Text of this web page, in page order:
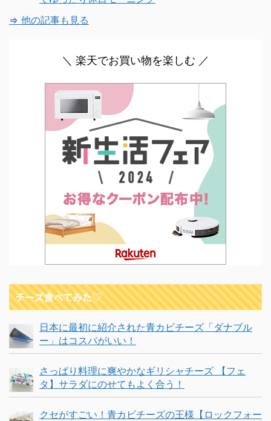
⇒ 他の記事も見る
＼ 楽天でお買い物を楽しむ ／
チーズ食べてみた♡
日本に最初に紹介された青カビチーズ「ダナブル
ー」はコスパがいい！
さっぱり料理に爽やかなギリシャチーズ 【フェ
タ】サラダにのせてもよく合う！
クセがすごい！青カビチーズの王様【ロックフォー